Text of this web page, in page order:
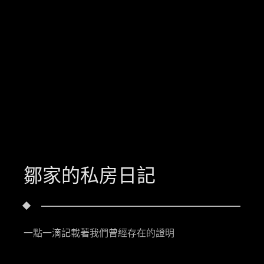
鄒家的私房日記
一點一滴記載著我們曾經存在的證明